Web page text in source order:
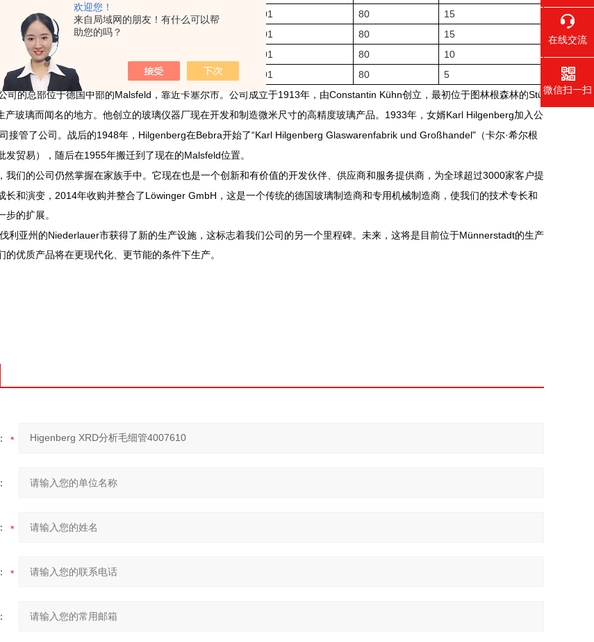
欢迎您！
来自局域网的朋友！有什么可以帮
助您的吗？
borosilicate glass 3.3 2.5 0.01 80
15
borosilicate glass 3.3 0.01 80
15
borosilicate glass 3.3 0.01 80
10
borosilicate glass 3.3 0.01 80
5
司的总部位于德国中部的Malsfeld ，靠近卡塞尔市。公司成立于1913年，由Constantin Kühn创立，最初位于图林根森林的Stü
产玻璃而闻名的地方。他创立的玻璃仪器厂现在开发和制造微米尺寸的高精度玻璃产品。 1933年，女婿Karl Hilgenberg加入公
接管了公司。战后的1948年， Hilgenberg在Bebra开始了“Karl Hilgenberg Glaswarenfabrik und Großhandel" （卡尔·希尔根
发贸易），随后在1955年搬迁到了现在的Malsfeld位置。
我们的公司仍然掌握在家族手中。它现在也是一个创新和有价值的开发伙伴、供应商和服务提供商，为全球超过3000家客户提
长和演变， 2014年收购并整合了 Löwinger GmbH ，这是一个传统的德国玻璃制造商和专用机械制造商，使我们的技术专长和
步的扩展。
利亚州的Niederlauer市获得了新的生产设施，这标志着我们公司的另一个里程碑。未来，这将是目前位于Münnerstadt的生产
的优质产品将在更现代化、更节能的条件下生产。
在线交流
微信扫一扫